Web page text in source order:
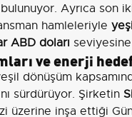
Ayrıca son
hamleleriyle
ABD doları seviyesine
ve enerji
dönüşüm
sürdürüyor. Şirketin
üzerine inşa ettiği